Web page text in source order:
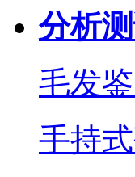
分析
毛发
手持